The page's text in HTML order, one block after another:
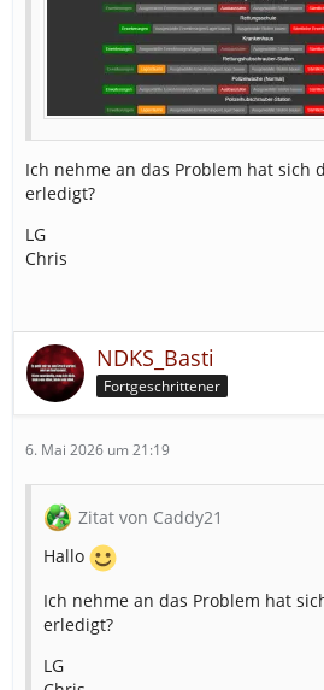
Ich nehme an das Problem hat sich
erledigt?
LG
Chris
NDKS_Basti
Fortgeschrittener
6. Mai 2026 um 21:19
Zitat von Caddy21
Hallo
Ich nehme an das Problem hat
erledigt?
LG